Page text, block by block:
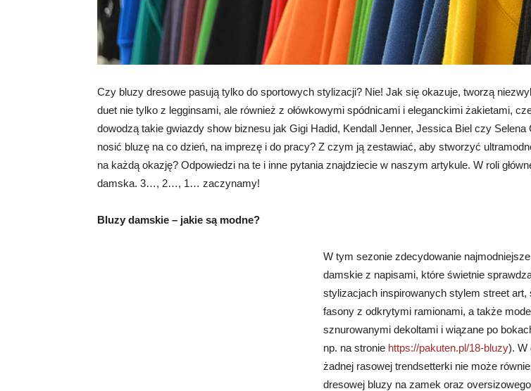
Czy bluzy dresowe pasują tylko do sportowych stylizacji? Nie! Jak się okazuje, tworzą
duet nie tylko z legginsami, ale również z ołówkowymi spódnicami i eleganckimi żakietami,
dowodzą takie gwiazdy show biznesu jak Gigi Hadid, Kendall Jenner, Jessica Biel czy Selena
nosić bluzę na co dzień, na imprezę i do pracy? Z czym ją zestawiać, aby stworzyć
na każdą okazję? Odpowiedzi na te i inne pytania znajdziecie w naszym artykule. W roli
damska. 3…, 2…, 1… zaczynamy!
Bluzy damskie – jakie są modne?
W tym sezonie zdecydowanie
damskie z napisami, które świetnie
stylizacjach inspirowanych stylem street art,
fasony z odkrytymi ramionami, a także
sznurowanymi dekoltami i wiązane po
np. na stronie https://pakuten.pl/18-bluzy). W
żadnej rasowej trendsetterki nie może
dresowej bluzy na zamek oraz